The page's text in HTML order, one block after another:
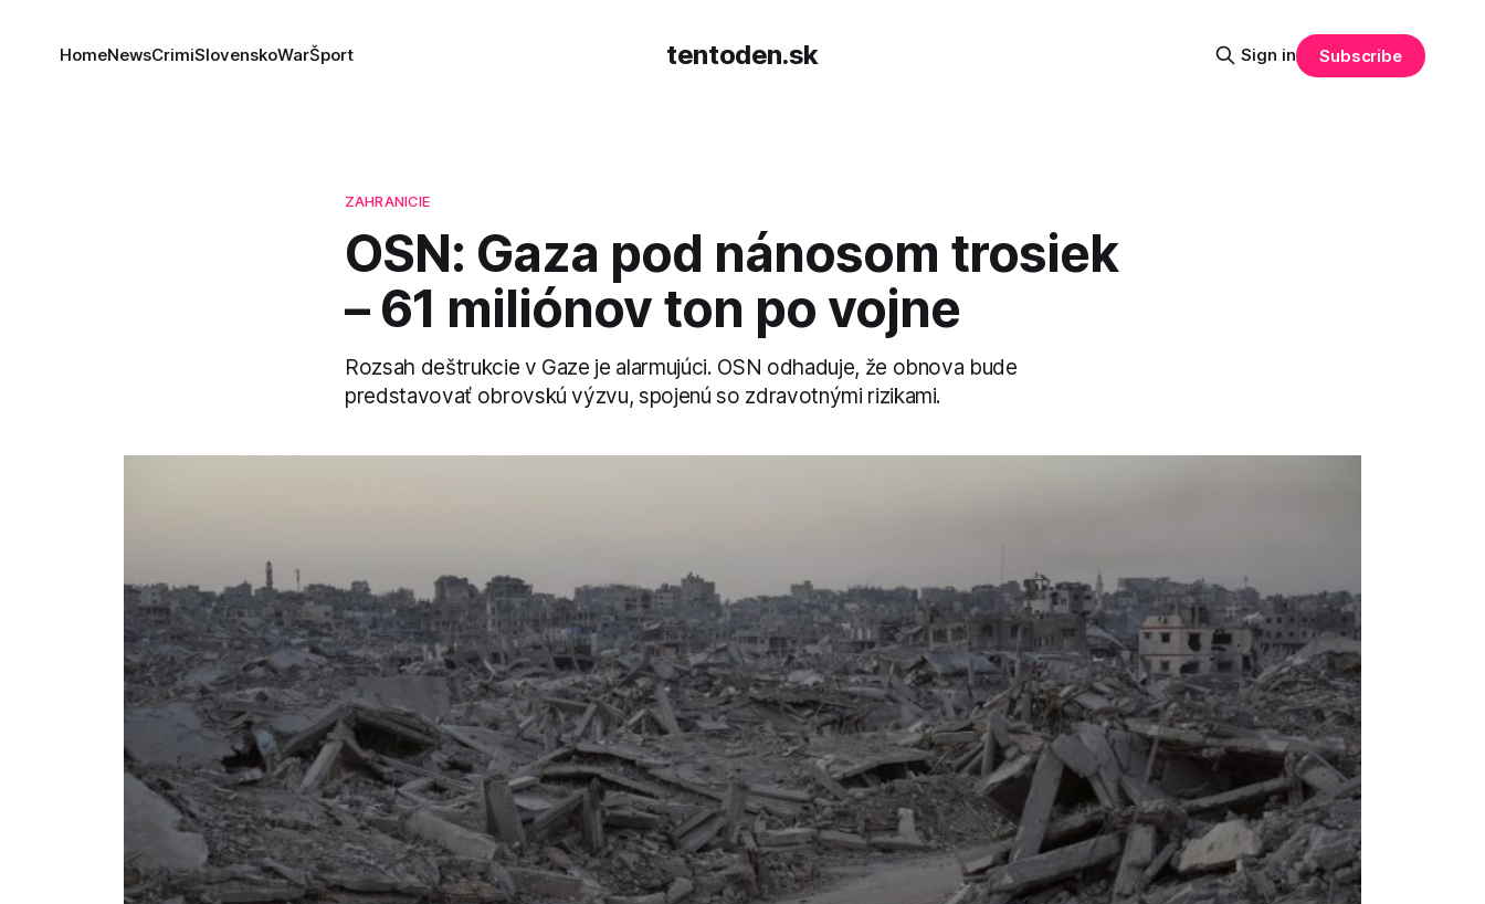
tentoden.sk
HomeNewsCrimiSlovenskoWarŠport Sign in Subscribe
ZAHRANICIE
OSN: Gaza pod nánosom trosiek
– 61 miliónov ton po vojne
Rozsah deštrukcie v Gaze je alarmujúci. OSN odhaduje, že obnova bude
predstavovať obrovskú výzvu, spojenú so zdravotnými rizikami.